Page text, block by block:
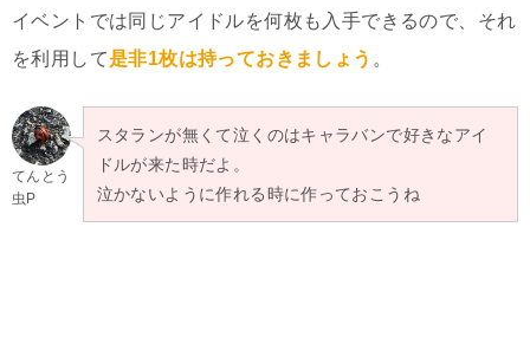
イベントでは同じアイドルを何枚も入手できるので、それ
を利用して是非1枚は持っておきましょう 。
てんとう
虫P
スタランが無くて泣くのはキャラバンで好きなアイ
ドルが来た時だよ。
泣かないように作れる時に作っておこうね